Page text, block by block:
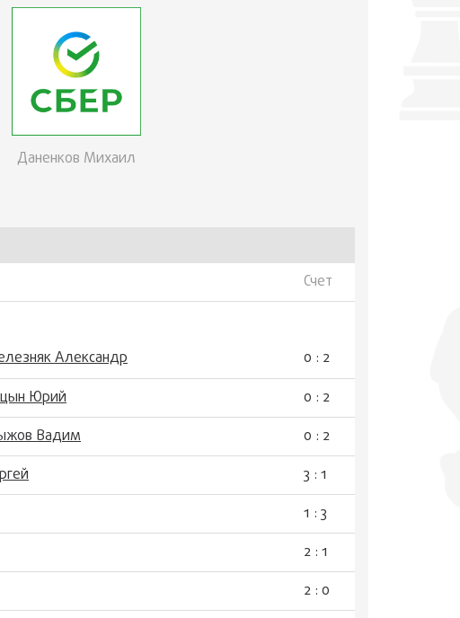
Даненков Михаил
Счет
Александр
0 : 2
Юрий
0 : 2
Вадим
0 : 2
3 : 1
1 : 3
2 : 1
2 : 0